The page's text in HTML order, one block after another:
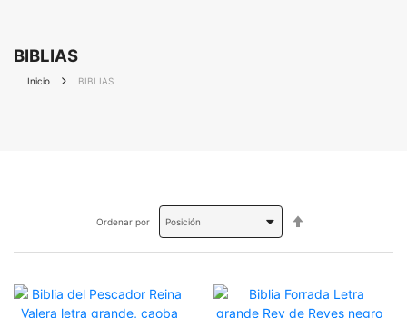
BIBLIAS
Inicio BIBLIAS
Ordenar por